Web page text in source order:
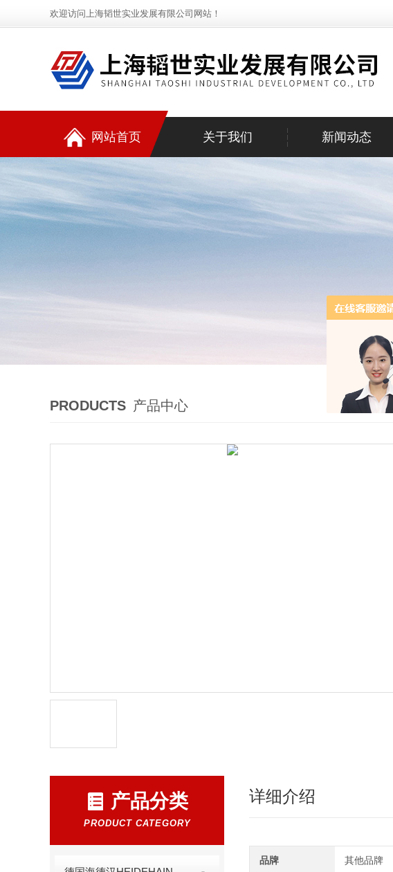
欢迎访问上海韬世实业发展有限公司网站！
网站首页 关于我们 新闻动态
PRODUCTS 产品中心
产品分类
PRODUCT CATEGORY
详细介绍
品牌 其他品牌